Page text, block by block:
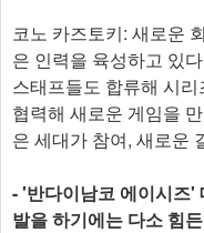
코노 카즈토키: 새로운
은 인력을 육성하고 있
스태프들도 합류해 시
협력해 새로운 게임을
은 세대가 참여, 새로운
- '반다이남코 에이시즈'
발을 하기에는 다소 힘